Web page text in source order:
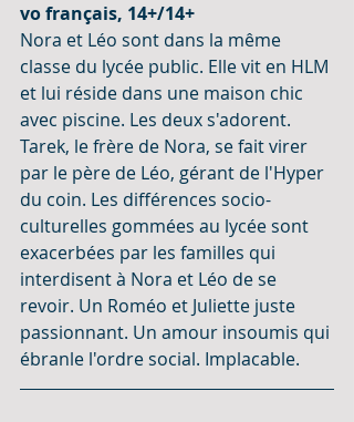
vo français, 14+/14+
Nora et Léo sont dans la même
classe du lycée public. Elle vit en HLM
et lui réside dans une maison chic
avec piscine. Les deux s'adorent.
Tarek, le frère de Nora, se fait virer
par le père de Léo, gérant de l'Hyper
du coin. Les différences socio-
culturelles gommées au lycée sont
exacerbées par les familles qui
interdisent à Nora et Léo de se
revoir. Un Roméo et Juliette juste
passionnant. Un amour insoumis qui
ébranle l'ordre social. Implacable.